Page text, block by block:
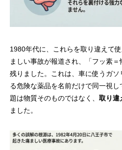
1980年代に、これらを取り違えて
ましい事故が報道され、「フッ素
残りました。これは、車に使うガ
る危険な薬品を名前だけで同一視
題は物質そのものではなく、 取り違
ました。